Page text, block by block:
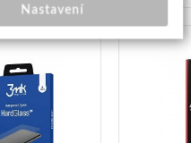
Nastavení